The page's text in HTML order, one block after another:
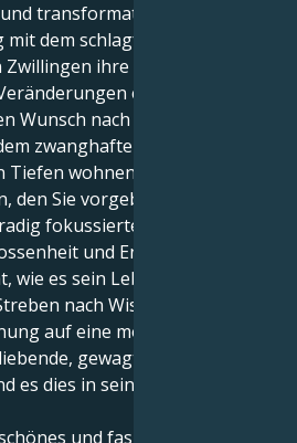
transformative Skorpion-
dem schlagfertigen Saturn
ihre große
erteilt, verleiht
Wunsch nach tiefer
zwanghaften Bedürfnis, alle
Tiefen wohnen, mitzuteilen,
den Sie vorgeben, sein zu
fokussiertes Individuum,
und Energie an die Art
wie es sein Leben lebt,
nach Wissen1 , das es
auf eine möglichst
gewagte Art und Weise
es dies in seiner inneren Welt
und faszinierendes